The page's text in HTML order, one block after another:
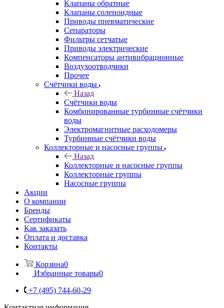
Клапаны обратные
Клапаны соленоидные
Приводы пневматические
Сепараторы
Фильтры сетчатые
Приводы электрические
Компенсаторы антивибрационные
Воздухоотводчики
Прочее
Счётчики воды
Назад
Счётчики воды
Комбинированные турбинные счётчики
воды
Электромагнитные расходомеры
Турбинные счётчики воды
Коллекторные и насосные группы
Назад
Коллекторные и насосные группы
Коллекторные группы
Насосные группы
Акции
О компании
Бренды
Сертификаты
Как заказать
Оплата и доставка
Контакты
Корзина0
Избранные товары0
+7 (495) 744-60-29